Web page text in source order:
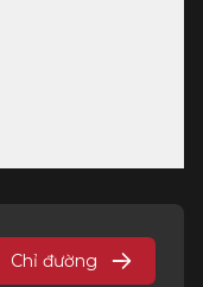
Chỉ đường